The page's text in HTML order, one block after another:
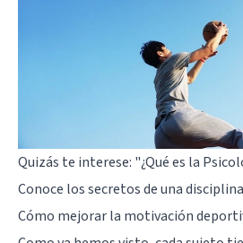
Quizás te interese: "¿Qué es la
Conoce los secretos de una
Cómo mejorar la motivación